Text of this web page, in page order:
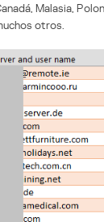
Malasia,
otros.